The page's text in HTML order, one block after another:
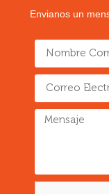
Envianos un